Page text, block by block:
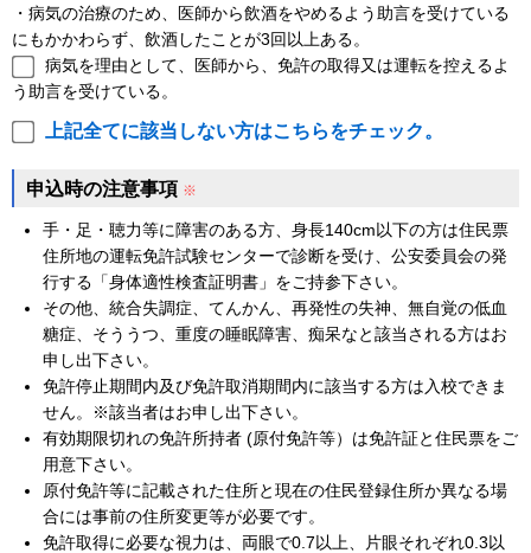
・病気の治療のため、医師から飲酒をやめるよう助言を受けている
にもかかわらず、飲酒したことが3回以上ある。
病気を理由として、医師から、免許の取得又は運転を控えるよ
う助言を受けている。
上記全てに該当しない方はこちらをチェック。
申込時の注意事項 ※
手・足・聴力等に障害のある方、身長140cm以下の方は住民票
住所地の運転免許試験センターで診断を受け、公安委員会の発
行する「身体適性検査証明書」をご持参下さい。
その他、統合失調症、てんかん、再発性の失神、無自覚の低血
糖症、そううつ、重度の睡眠障害、痴呆なと該当される方はお
申し出下さい。
免許停止期間内及び免許取消期間内に該当する方は入校できま
せん。※該当者はお申し出下さい。
有効期限切れの免許所持者 (原付免許等）は免許証と住民票をご
用意下さい。
原付免許等に記載された住所と現在の住民登録住所か異なる場
合には事前の住所変更等が必要です。
免許取得に必要な視力は、両眼で0.7以上、片眼それぞれ0.3以